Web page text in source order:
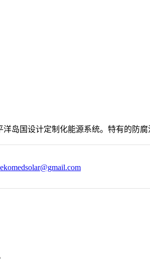
岛国设计定制化能源系统。特有的防
ekomedsolar@gmail.com